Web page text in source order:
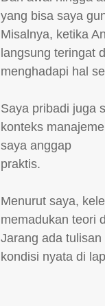
yang bisa saya
Misalnya, ketika
langsung teringat
menghadapi hal
Saya pribadi juga
konteks
saya anggap
praktis.
Menurut saya,
memadukan teori
Jarang ada
kondisi nyata di